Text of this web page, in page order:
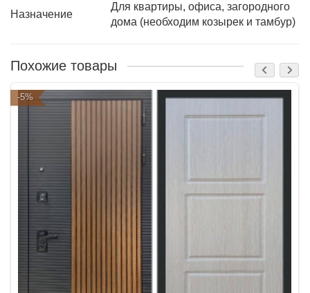
Назначение
Для квартиры, офиса, загородного
дома (необходим козырек и тамбур)
Похожие товары
-5%